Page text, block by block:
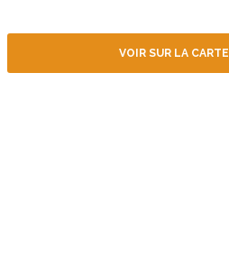
VOIR SUR LA CARTE